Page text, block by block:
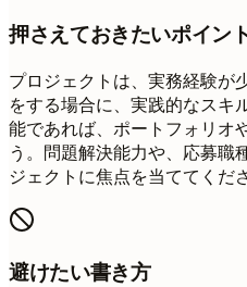
押さえておきたいポイン
プロジェクトは、実務経験が
をする場合に、実践的なスキ
能であれば、ポートフォリオ
う。問題解決能力や、応募職
ジェクトに焦点を当ててくだ
避けたい書き方